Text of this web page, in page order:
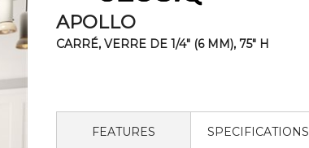
APOLLO
CARRÉ, VERRE DE 1/4" (6 MM), 75" H
FEATURES SPECIFICATIONS